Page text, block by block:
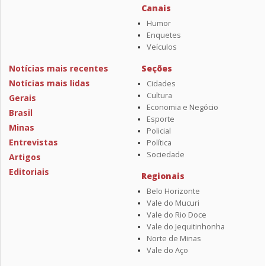
Canais
Humor
Enquetes
Veículos
Notícias mais recentes
Notícias mais lidas
Gerais
Brasil
Minas
Entrevistas
Artigos
Editoriais
Seções
Cidades
Cultura
Economia e Negócio
Esporte
Policial
Política
Sociedade
Regionais
Belo Horizonte
Vale do Mucuri
Vale do Rio Doce
Vale do Jequitinhonha
Norte de Minas
Vale do Aço